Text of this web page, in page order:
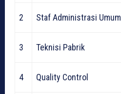
2 Staf Administrasi Umum
3 Teknisi Pabrik
4 Quality Control